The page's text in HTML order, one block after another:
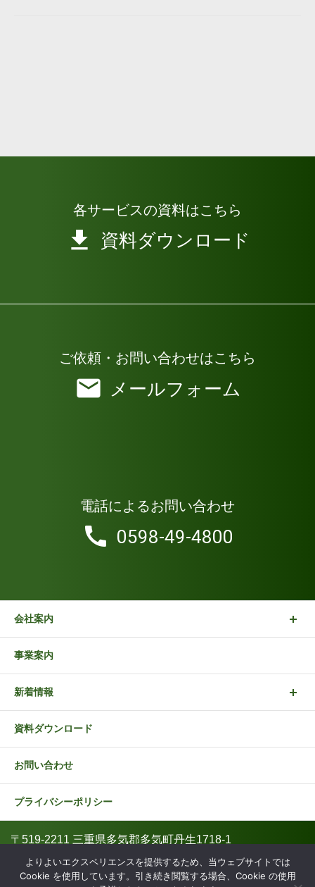
各サービスの資料はこちら
資料ダウンロード
ご依頼・お問い合わせはこちら
メールフォーム
電話によるお問い合わせ
0598-49-4800
会社案内
事業案内
新着情報
資料ダウンロード
お問い合わせ
プライバシーポリシー
〒519-2211 三重県多気郡多気町丹生1718-1
0598-49-4800
よりよいエクスペリエンスを提供するため、当ウェブサイトでは
Cookie を使用しています。引き続き閲覧する場合、Cookie の使用